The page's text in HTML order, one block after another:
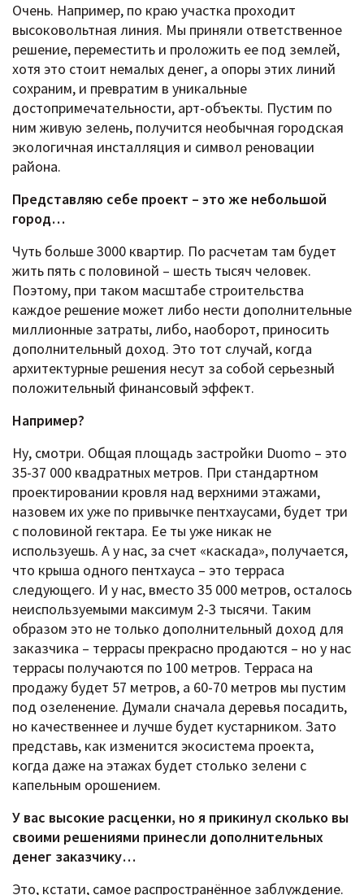
Очень. Например, по краю участка проходит
высоковольтная линия. Мы приняли ответственное
решение, переместить и проложить ее под землей,
хотя это стоит немалых денег, а опоры этих линий
сохраним, и превратим в уникальные
достопримечательности, арт-объекты. Пустим по
ним живую зелень, получится необычная городская
экологичная инсталляция и символ реновации
района.
Представляю себе проект – это же небольшой
город…
Чуть больше 3000 квартир. По расчетам там будет
жить пять с половиной – шесть тысяч человек.
Поэтому, при таком масштабе строительства
каждое решение может либо нести дополнительные
миллионные затраты, либо, наоборот, приносить
дополнительный доход. Это тот случай, когда
архитектурные решения несут за собой серьезный
положительный финансовый эффект.
Например?
Ну, смотри. Общая площадь застройки Duomo – это
35-37 000 квадратных метров. При стандартном
проектировании кровля над верхними этажами,
назовем их уже по привычке пентхаусами, будет три
с половиной гектара. Ее ты уже никак не
используешь. А у нас, за счет «каскада», получается,
что крыша одного пентхауса – это терраса
следующего. И у нас, вместо 35 000 метров, осталось
неиспользуемыми максимум 2-3 тысячи. Таким
образом это не только дополнительный доход для
заказчика – террасы прекрасно продаются – но у нас
террасы получаются по 100 метров. Терраса на
продажу будет 57 метров, а 60-70 метров мы пустим
под озеленение. Думали сначала деревья посадить,
но качественнее и лучше будет кустарником. Зато
представь, как изменится экосистема проекта,
когда даже на этажах будет столько зелени с
капельным орошением.
У вас высокие расценки, но я прикинул сколько вы
своими решениями принесли дополнительных
денег заказчику…
Это, кстати, самое распространённое заблуждение.